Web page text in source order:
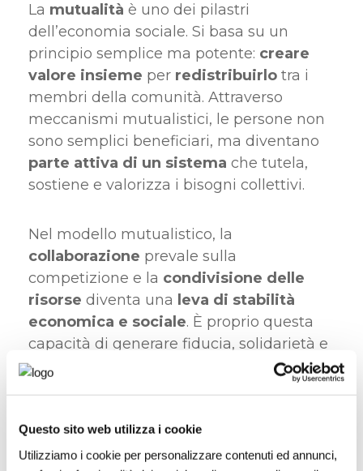
Questo sito web utilizza i cookie
Utilizziamo i cookie per personalizzare contenuti ed annunci,
La mutualità è uno dei pilastri
dell’economia sociale. Si basa su un
principio semplice ma potente: creare
valore insieme per redistribuirlo tra i
membri della comunità. Attraverso
meccanismi mutualistici, le persone non
sono semplici beneficiari, ma diventano
parte attiva di un sistema che tutela,
sostiene e valorizza i bisogni collettivi.
Nel modello mutualistico, la
collaborazione prevale sulla
competizione e la condivisione delle
risorse diventa una leva di stabilità
economica e sociale. È proprio questa
capacità di generare fiducia, solidarietà e
partecipazione che rende la mutualità un
modelli
Economia sociale e